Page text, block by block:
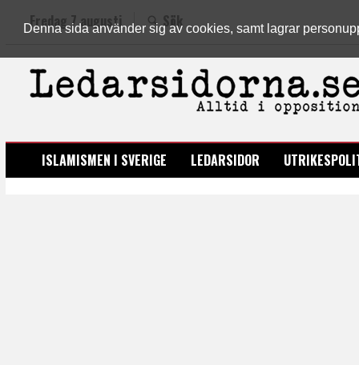
Denna sida använder sig av cookies, samt lagrar
Fredag 7 augusti Sök
LEDARSIDORNA.SE
ISLAMISMEN I SVERIGE LEDARSIDOR